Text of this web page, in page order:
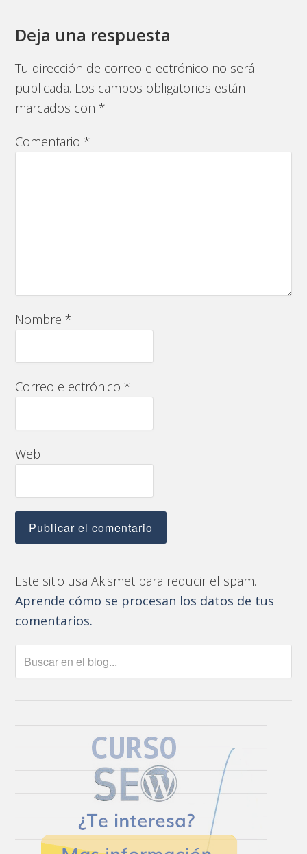
Deja una respuesta
Tu dirección de correo electrónico no será
publicada. Los campos obligatorios están
marcados con*
Comentario*
Nombre*
Correo electrónico*
Web
Este sitio usa Akismet para reducir el spam.
Aprende cómo se procesan los datos de tus
comentarios.